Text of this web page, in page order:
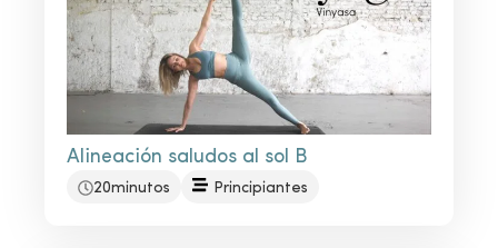
Alineación saludos al sol B
20minutos Principiantes